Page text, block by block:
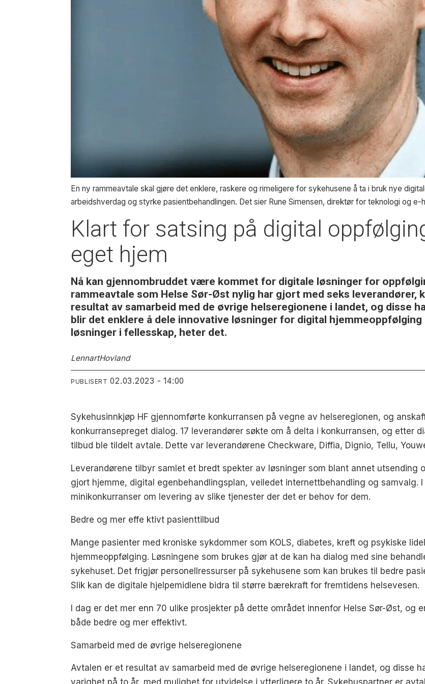
En ny rammeavtale skal gjøre det enklere, raskere og rimeligere for sykehusene å ta i bruk nye
arbeidshverdag og styrke pasientbehandlingen. Det sier Rune Simensen, direktør for teknologi og e-
Klart for satsing på digital
eget hjem
Nå kan gjennombruddet være kommet for digitale løsninger for
rammeavtale som Helse Sør-Øst nylig har gjort med seks leverandører,
resultat av samarbeid med de øvrige helseregionene i landet, og disse
blir det enklere å dele innovative løsninger for digital
løsninger i fellesskap, heter det.
LennartHovland
PUBLISERT 02.03.2023 - 14:00
Sykehusinnkjøp HF gjennomførte konkurransen på vegne av helseregionen, og
konkurransepreget dialog. 17 leverandører søkte om å delta i konkurransen, og etter
tilbud ble tildelt avtale. Dette var leverandørene Checkware, Diffia, Dignio, Tellu,
Leverandørene tilbyr samlet et bredt spekter av løsninger som blant annet utsending
gjort hjemme, digital egenbehandlingsplan, veiledet internettbehandling og samvalg.
minikonkurranser om levering av slike tjenester der det er behov for dem.
Bedre og mer effe ktivt pasienttilbud
Mange pasienter med kroniske sykdommer som KOLS, diabetes, kreft og psykiske
hjemmeoppfølging. Løsningene som brukes gjør at de kan ha dialog med sine
sykehuset. Det frigjør personellressurser på sykehusene som kan brukes til bedre
Slik kan de digitale hjelpemidlene bidra til større bærekraft for fremtidens helsevesen.
I dag er det mer enn 70 ulike prosjekter på dette området innenfor Helse Sør-Øst, og
både bedre og mer effektivt.
Samarbeid med de øvrige helseregionene
Avtalen er et resultat av samarbeid med de øvrige helseregionene i landet, og disse